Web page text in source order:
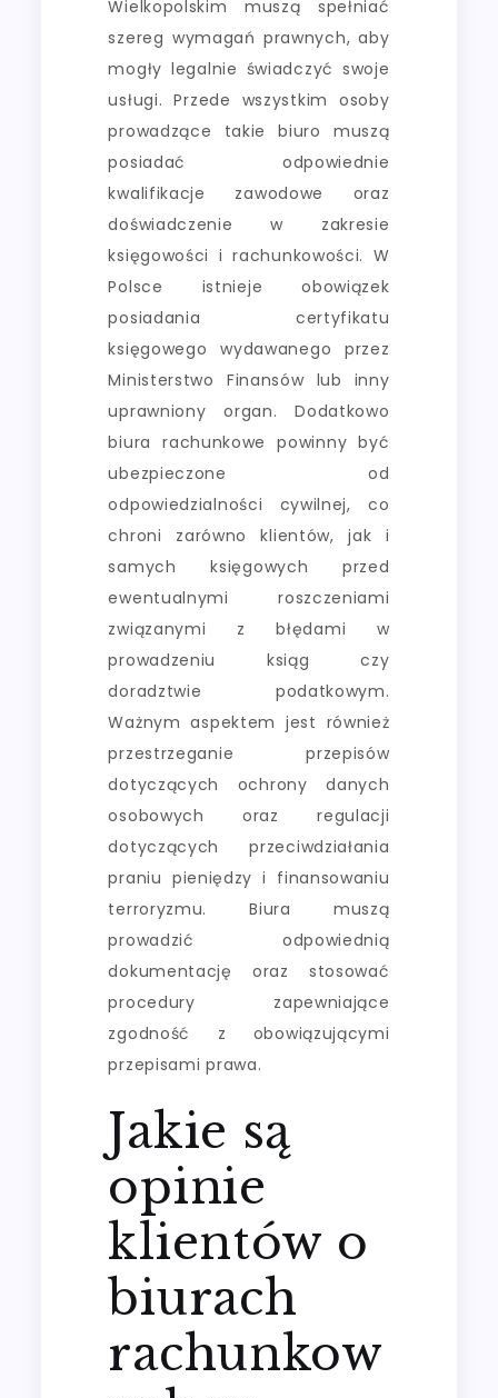
Wielkopolskim muszą spełniać
szereg wymagań prawnych, aby
mogły legalnie świadczyć swoje
usługi. Przede wszystkim osoby
prowadzące takie biuro muszą
posiadać odpowiednie
kwalifikacje zawodowe oraz
doświadczenie w zakresie
księgowości i rachunkowości. W
Polsce istnieje obowiązek
posiadania certyfikatu
księgowego wydawanego przez
Ministerstwo Finansów lub inny
uprawniony organ. Dodatkowo
biura rachunkowe powinny być
ubezpieczone od
odpowiedzialności cywilnej, co
chroni zarówno klientów, jak i
samych księgowych przed
ewentualnymi roszczeniami
związanymi z błędami w
prowadzeniu ksiąg czy
doradztwie podatkowym.
Ważnym aspektem jest również
przestrzeganie przepisów
dotyczących ochrony danych
osobowych oraz regulacji
dotyczących przeciwdziałania
praniu pieniędzy i finansowaniu
terroryzmu. Biura muszą
prowadzić odpowiednią
dokumentację oraz stosować
procedury zapewniające
zgodność z obowiązującymi
przepisami prawa.
Jakie są
opinie
klientów o
biurach
rachunkow